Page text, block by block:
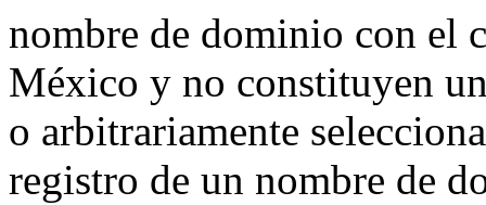
nombre de dominio con el
México y no constituyen
o arbitrariamente
registro de un nombre de